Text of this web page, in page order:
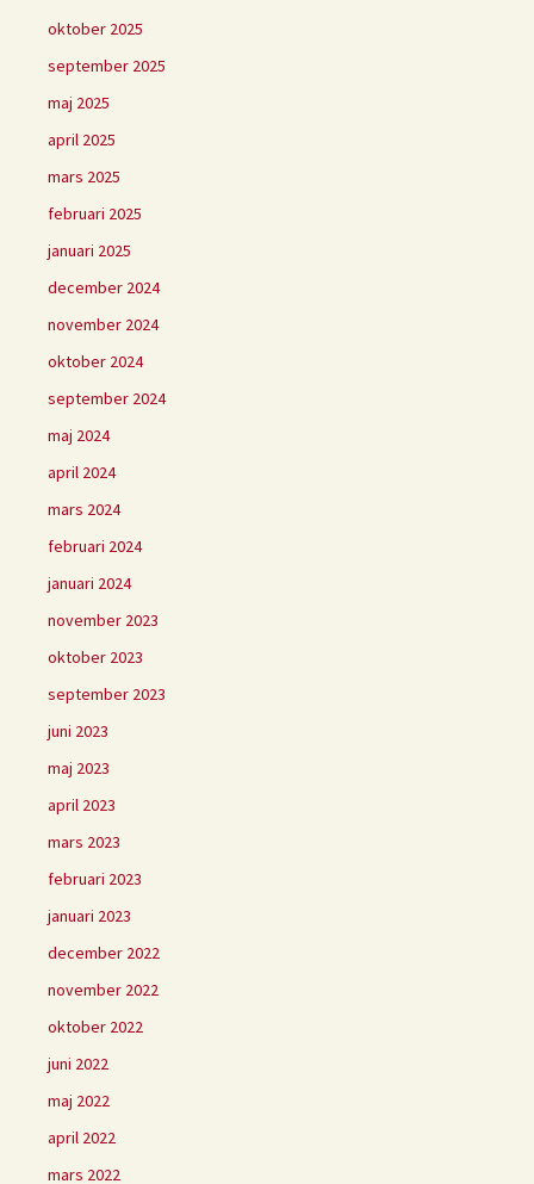
oktober 2025
september 2025
maj 2025
april 2025
mars 2025
februari 2025
januari 2025
december 2024
november 2024
oktober 2024
september 2024
maj 2024
april 2024
mars 2024
februari 2024
januari 2024
november 2023
oktober 2023
september 2023
juni 2023
maj 2023
april 2023
mars 2023
februari 2023
januari 2023
december 2022
november 2022
oktober 2022
juni 2022
maj 2022
april 2022
mars 2022